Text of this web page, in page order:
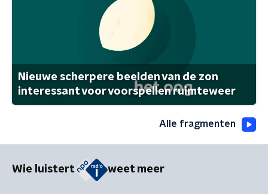
Nieuwe scherpere beelden van de zon
interessant voor voorspellen ruimteweer
Alle fragmenten
Wie luistert weet meer